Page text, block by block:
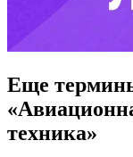
Еще
техника»